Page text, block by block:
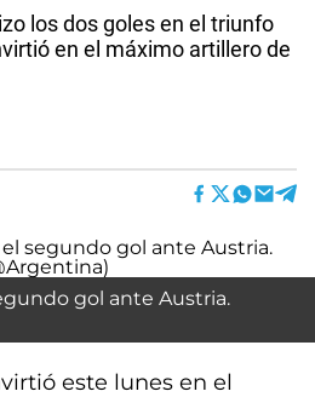
los dos goles en el triunfo
en el máximo artillero de
gol ante Austria.
este lunes en el